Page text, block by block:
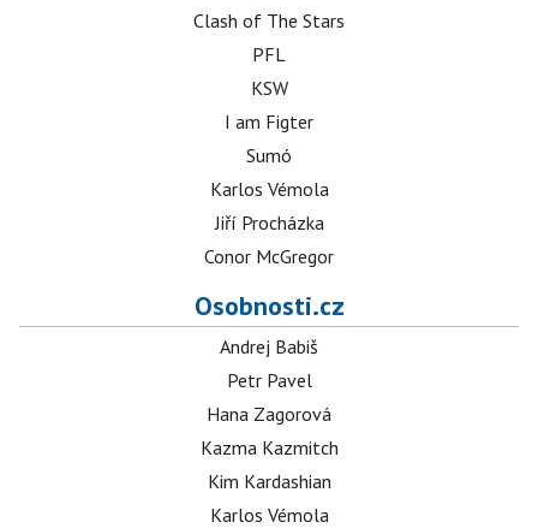
Clash of The Stars
PFL
KSW
I am Figter
Sumó
Karlos Vémola
Jiří Procházka
Conor McGregor
Osobnosti.cz
Andrej Babiš
Petr Pavel
Hana Zagorová
Kazma Kazmitch
Kim Kardashian
Karlos Vémola